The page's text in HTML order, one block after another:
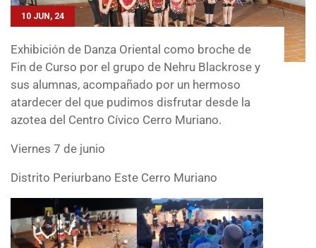
10 JUN, 24
Exhibición de Danza Oriental como broche de
Fin de Curso por el grupo de Nehru Blackrose y
sus alumnas, acompañado por un hermoso
atardecer del que pudimos disfrutar desde la
azotea del Centro Cívico Cerro Muriano.
Viernes 7 de junio
Distrito Periurbano Este Cerro Muriano